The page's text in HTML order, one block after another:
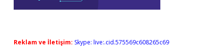
Reklam ve İletişim: Skype: live:.cid.575569c608265c69